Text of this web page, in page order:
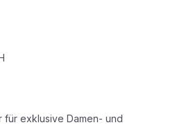
für exklusive Damen- und